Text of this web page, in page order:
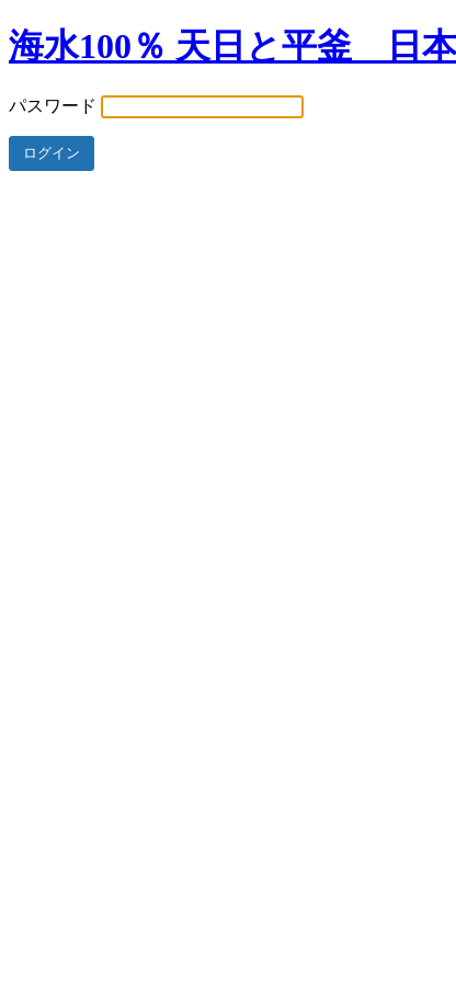
海水100％ 天日と平釜 日
パスワード